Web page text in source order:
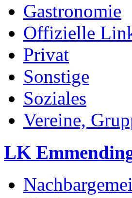
Gastronomie
Offizielle
Privat
Sonstige
Soziales
Vereine,
LK